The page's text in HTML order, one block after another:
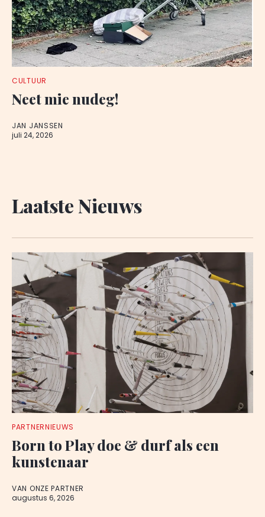
CULTUUR
Neet mie nudeg!
JAN JANSSEN
juli 24, 2026
Laatste Nieuws
PARTNERNIEUWS
Born to Play doe & durf als een
kunstenaar
VAN ONZE PARTNER
augustus 6, 2026